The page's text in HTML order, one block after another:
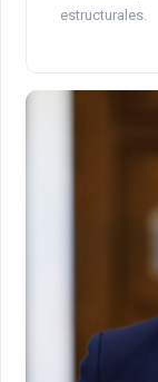
estructurales.